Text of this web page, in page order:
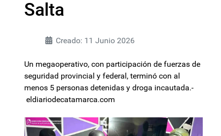
Salta
Creado: 11 Junio 2026
Un megaoperativo, con participación de fuerzas de
seguridad provincial y federal, terminó con al
menos 5 personas detenidas y droga incautada.-
eldiariodecatamarca.com